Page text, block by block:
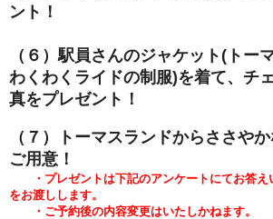
ント！
（６）駅員さんのジャケット(トー
わくわくライドの制服)を着て、チ
真をプレゼント！
（７）トーマスランドからささや
ご用意！
・プレゼントは下記のアンケートにてお答え
をお渡しします。
・ご予約後の内容変更はいたしかねます。